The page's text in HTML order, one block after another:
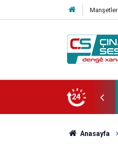
Manşetler
24
Anasayfa